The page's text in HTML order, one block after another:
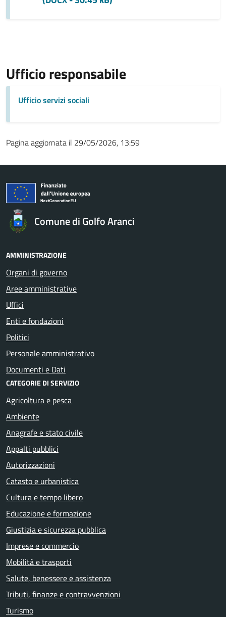
Ufficio responsabile
Ufficio servizi sociali
Pagina aggiornata il 29/05/2026, 13:59
Comune di Golfo Aranci
AMMINISTRAZIONE
Organi di governo
Aree amministrative
Uffici
Enti e fondazioni
Politici
Personale amministrativo
Documenti e Dati
CATEGORIE DI SERVIZIO
Agricoltura e pesca
Ambiente
Anagrafe e stato civile
Appalti pubblici
Autorizzazioni
Catasto e urbanistica
Cultura e tempo libero
Educazione e formazione
Giustizia e sicurezza pubblica
Imprese e commercio
Mobilità e trasporti
Salute, benessere e assistenza
Tributi, finanze e contravvenzioni
Turismo